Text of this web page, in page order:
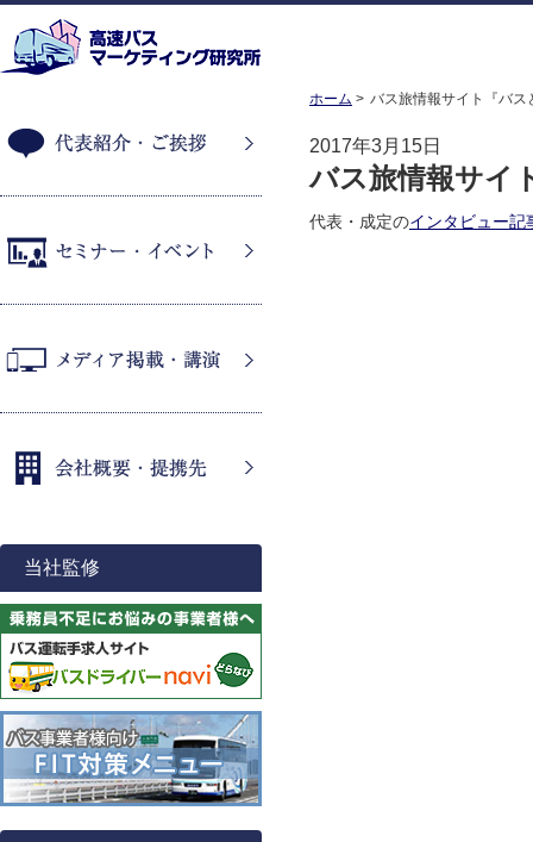
ホーム バス旅情報サイト『バス
2017年3月15日
バス旅情報サイ
代表・成定のインタビュー記
当社監修